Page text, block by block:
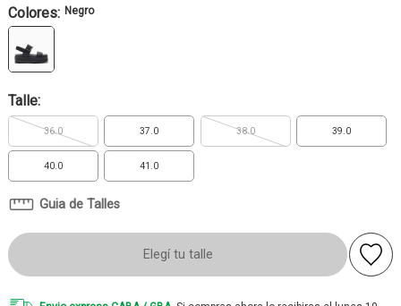
Colores: Negro
Talle:
36.0 37.0 38.0 39.0
40.0 41.0
Guia de Talles
Elegí tu talle